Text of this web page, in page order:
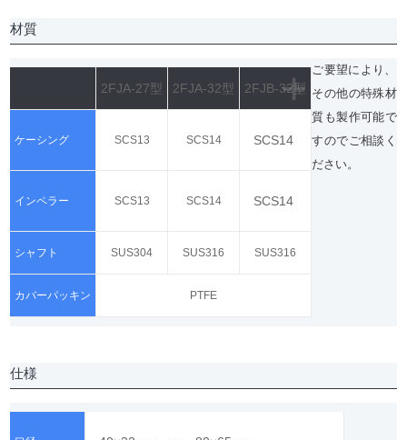
材質
+
2FJA-27型 2FJA-32型 2FJB-32型
ケーシング SCS13 SCS14 SCS14
インペラー SCS13 SCS14 SCS14
シャフト SUS304 SUS316 SUS316
カバーパッキン PTFE
ご要望により、
その他の特殊材
質も製作可能で
すのでご相談く
ださい。
仕様